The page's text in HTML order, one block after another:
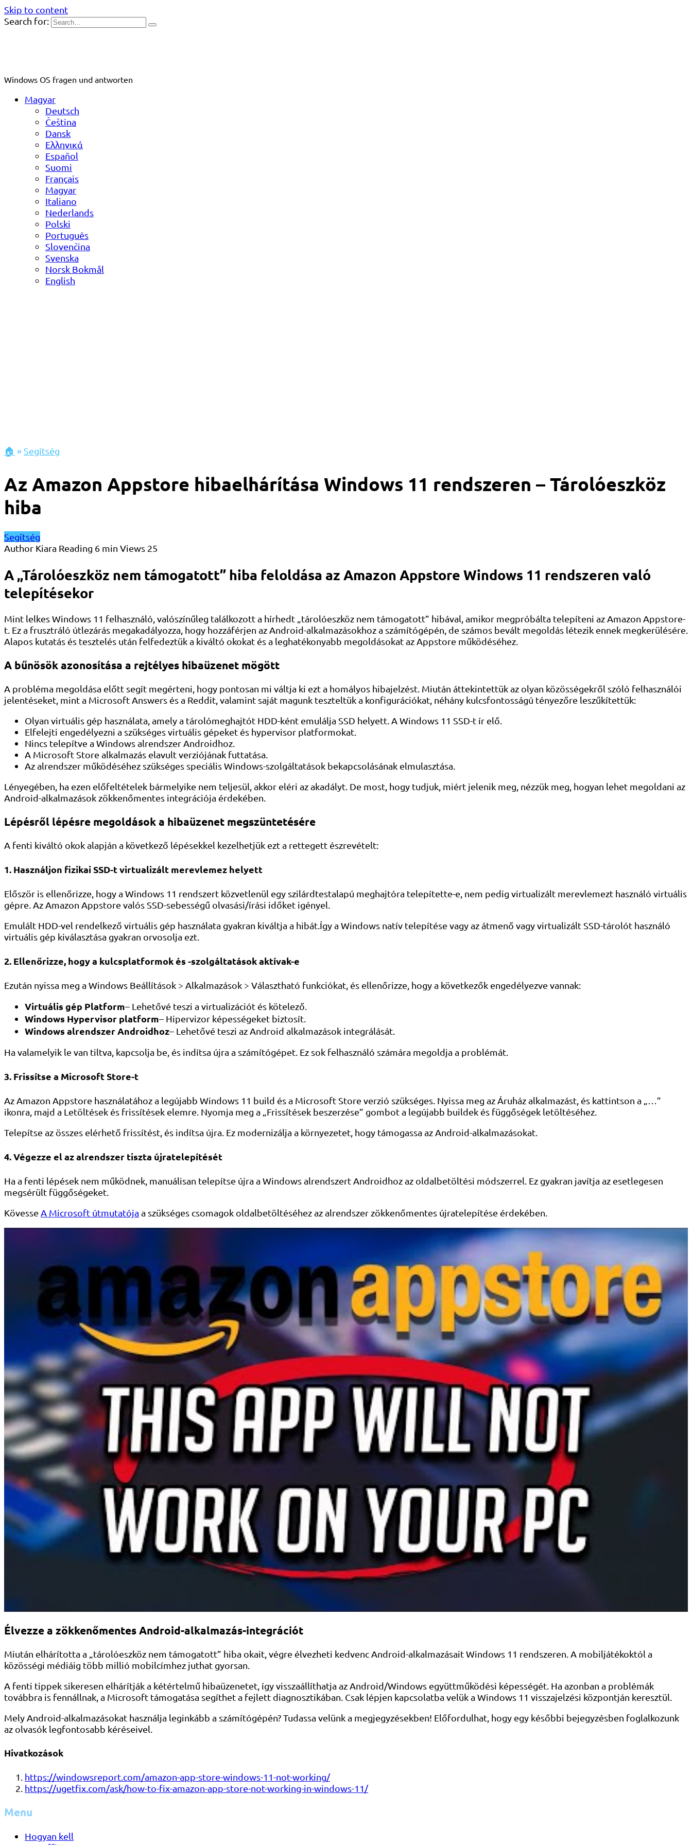
Skip to content
Search for:
Windows OS fragen und antworten
Magyar
Deutsch
Čeština
Dansk
Ελληνικά
Español
Suomi
Français
Magyar
Italiano
Nederlands
Polski
Português
Slovenčina
Svenska
Norsk Bokmål
English
🏠 » Segítség
Az Amazon Appstore hibaelhárítása Windows 11 rendszeren – Tárolóeszköz
hiba
Segítség
Author Kiara Reading 6 min Views 25
A „Tárolóeszköz nem támogatott” hiba feloldása az Amazon Appstore Windows 11 rendszeren való
telepítésekor
Mint lelkes Windows 11 felhasználó, valószínűleg találkozott a hírhedt „tárolóeszköz nem támogatott” hibával, amikor megpróbálta telepíteni az Amazon Appstore-
t. Ez a frusztráló útlezárás megakadályozza, hogy hozzáférjen az Android-alkalmazásokhoz a számítógépén, de számos bevált megoldás létezik ennek megkerülésére.
Alapos kutatás és tesztelés után felfedeztük a kiváltó okokat és a leghatékonyabb megoldásokat az Appstore működéséhez.
A bűnösök azonosítása a rejtélyes hibaüzenet mögött
A probléma megoldása előtt segít megérteni, hogy pontosan mi váltja ki ezt a homályos hibajelzést. Miután áttekintettük az olyan közösségekről szóló felhasználói
jelentéseket, mint a Microsoft Answers és a Reddit, valamint saját magunk teszteltük a konfigurációkat, néhány kulcsfontosságú tényezőre leszűkítettük:
Olyan virtuális gép használata, amely a tárolómeghajtót HDD-ként emulálja SSD helyett. A Windows 11 SSD-t ír elő.
Elfelejti engedélyezni a szükséges virtuális gépeket és hypervisor platformokat.
Nincs telepítve a Windows alrendszer Androidhoz.
A Microsoft Store alkalmazás elavult verziójának futtatása.
Az alrendszer működéséhez szükséges speciális Windows-szolgáltatások bekapcsolásának elmulasztása.
Lényegében, ha ezen előfeltételek bármelyike ​​nem teljesül, akkor eléri az akadályt. De most, hogy tudjuk, miért jelenik meg, nézzük meg, hogyan lehet megoldani az
Android-alkalmazások zökkenőmentes integrációja érdekében.
Lépésről lépésre megoldások a hibaüzenet megszüntetésére
A fenti kiváltó okok alapján a következő lépésekkel kezelhetjük ezt a rettegett észrevételt:
1. Használjon fizikai SSD-t virtualizált merevlemez helyett
Először is ellenőrizze, hogy a Windows 11 rendszert közvetlenül egy szilárdtestalapú meghajtóra telepítette-e, nem pedig virtualizált merevlemezt használó virtuális
gépre. Az Amazon Appstore valós SSD-sebességű olvasási/írási időket igényel.
Emulált HDD-vel rendelkező virtuális gép használata gyakran kiváltja a hibát.Így a Windows natív telepítése vagy az átmenő vagy virtualizált SSD-tárolót használó
virtuális gép kiválasztása gyakran orvosolja ezt.
2. Ellenőrizze, hogy a kulcsplatformok és -szolgáltatások aktívak-e
Ezután nyissa meg a Windows Beállítások > Alkalmazások > Választható funkciókat, és ellenőrizze, hogy a következők engedélyezve vannak:
Virtuális gép Platform– Lehetővé teszi a virtualizációt és kötelező.
Windows Hypervisor platform– Hipervizor képességeket biztosít.
Windows alrendszer Androidhoz– Lehetővé teszi az Android alkalmazások integrálását.
Ha valamelyik le van tiltva, kapcsolja be, és indítsa újra a számítógépet. Ez sok felhasználó számára megoldja a problémát.
3. Frissítse a Microsoft Store-t
Az Amazon Appstore használatához a legújabb Windows 11 build és a Microsoft Store verzió szükséges. Nyissa meg az Áruház alkalmazást, és kattintson a „…”
ikonra, majd a Letöltések és frissítések elemre. Nyomja meg a „Frissítések beszerzése” gombot a legújabb buildek és függőségek letöltéséhez.
Telepítse az összes elérhető frissítést, és indítsa újra. Ez modernizálja a környezetet, hogy támogassa az Android-alkalmazásokat.
4. Végezze el az alrendszer tiszta újratelepítését
Ha a fenti lépések nem működnek, manuálisan telepítse újra a Windows alrendszert Androidhoz az oldalbetöltési módszerrel. Ez gyakran javítja az esetlegesen
megsérült függőségeket.
Kövesse A Microsoft útmutatója a szükséges csomagok oldalbetöltéséhez az alrendszer zökkenőmentes újratelepítése érdekében.
Élvezze a zökkenőmentes Android-alkalmazás-integrációt
Miután elhárította a „tárolóeszköz nem támogatott” hiba okait, végre élvezheti kedvenc Android-alkalmazásait Windows 11 rendszeren. A mobiljátékoktól a
közösségi médiáig több millió mobilcímhez juthat gyorsan.
A fenti tippek sikeresen elhárítják a kétértelmű hibaüzenetet, így visszaállíthatja az Android/Windows együttműködési képességét. Ha azonban a problémák
továbbra is fennállnak, a Microsoft támogatása segíthet a fejlett diagnosztikában. Csak lépjen kapcsolatba velük a Windows 11 visszajelzési központján keresztül.
Mely Android-alkalmazásokat használja leginkább a számítógépén? Tudassa velünk a megjegyzésekben! Előfordulhat, hogy egy későbbi bejegyzésben foglalkozunk
az olvasók legfontosabb kéréseivel.
Hivatkozások
https://windowsreport.com/amazon-app-store-windows-11-not-working/
https://ugetfix.com/ask/how-to-fix-amazon-app-store-not-working-in-windows-11/
Menu
Hogyan kell